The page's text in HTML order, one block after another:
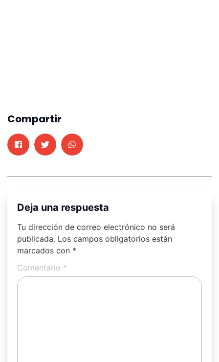
Compartir
Deja una respuesta
Tu dirección de correo electrónico no será
publicada. Los campos obligatorios están
marcados con *
Comentario *